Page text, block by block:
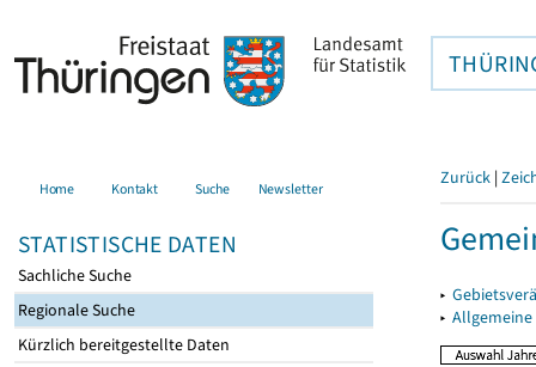
Home Kontakt Suche Newsletter
STATISTISCHE DATEN
Sachliche Suche
Regionale Suche
Kürzlich bereitgestellte Daten
Zurück |
▸
▸